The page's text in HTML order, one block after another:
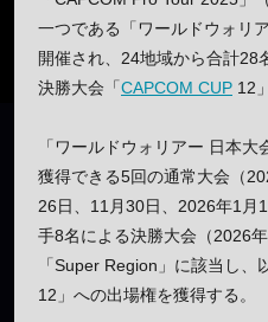
一つである「ワールドウォリ
開催され、24地域から合計28
決勝大会「CAPCOM CUP 12
「ワールドウォリアー 日本
獲得できる5回の通常大会（
26日、11月30日、2026年1月
手8名による決勝大会（2026
「Super Region」に該当し
12」への出場権を獲得する。